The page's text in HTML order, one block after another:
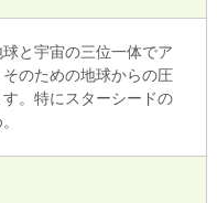
と宇宙の三位一体でア
のための地球からの圧
。特にスターシードの